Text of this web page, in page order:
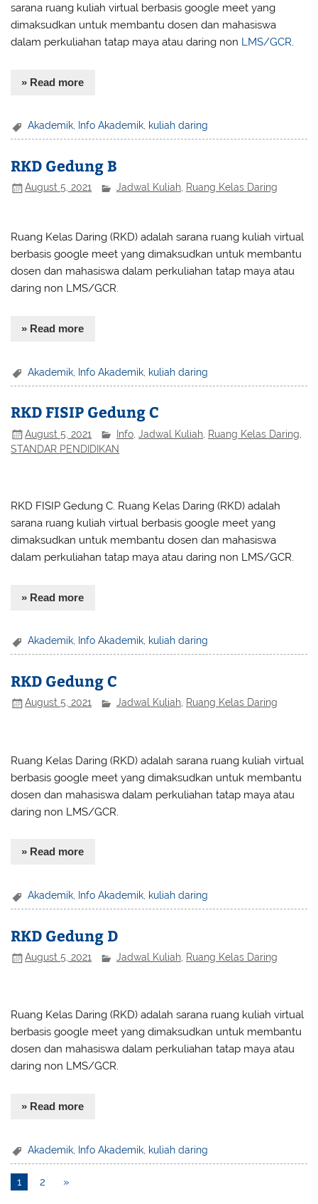
sarana ruang kuliah virtual berbasis google meet yang
dimaksudkan untuk membantu dosen dan mahasiswa
dalam perkuliahan tatap maya atau daring non LMS/GCR.
» Read more
Akademik, Info Akademik, kuliah daring
RKD Gedung B
August 5, 2021 Jadwal Kuliah, Ruang Kelas Daring
Ruang Kelas Daring (RKD) adalah sarana ruang kuliah virtual
berbasis google meet yang dimaksudkan untuk membantu
dosen dan mahasiswa dalam perkuliahan tatap maya atau
daring non LMS/GCR.
» Read more
Akademik Info Akademik kuliah daring
RKD FISIP Gedung C
August 5, 2021 Info ,Jadwal Kuliah Ruang Kelas Daring
STANDAR PENDIDIKAN
RKD FISIP Gedung C. Ruang Kelas Daring (RKD) adalah
sarana ruang kuliah virtual berbasis google meet yang
dimaksudkan untuk membantu dosen dan mahasiswa
dalam perkuliahan tatap maya atau daring non LMS/GCR.
» Read more
Akademik, Info Akademik, kuliah daring
RKD Gedung C
August 5, 2021 Jadwal Kuliah, Ruang Kelas Daring
Ruang Kelas Daring (RKD) adalah sarana ruang kuliah virtual
berbasis google meet yang dimaksudkan untuk membantu
dosen dan mahasiswa dalam perkuliahan tatap maya atau
daring non LMS/GCR.
» Read more
Akademik Info Akademik kuliah daring
RKD Gedung D
August 5, 2021 Jadwal Kuliah Ruang Kelas Daring
Ruang Kelas Daring (RKD) adalah sarana ruang kuliah virtual
berbasis google meet yang dimaksudkan untuk membantu
dosen dan mahasiswa dalam perkuliahan tatap maya atau
daring non LMS/GCR.
» Read more
Akademik Info Akademik kuliah daring
1 2 »